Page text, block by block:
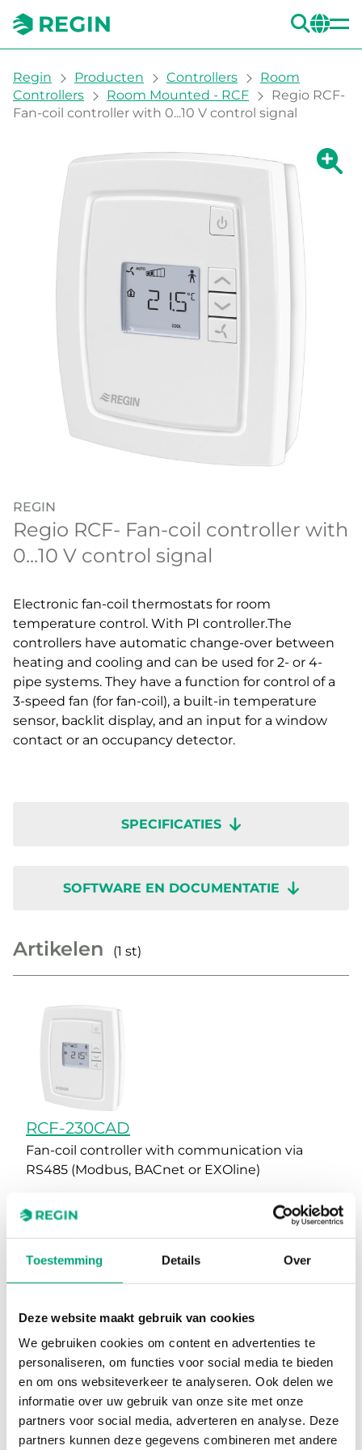
Toestemming Details Over
Deze website maakt gebruik van cookies
We gebruiken cookies om content en advertenties te
personaliseren, om functies voor social media te bieden
en om ons websiteverkeer te analyseren. Ook delen we
informatie over uw gebruik van onze site met onze
partners voor social media, adverteren en analyse. Deze
partners kunnen deze gegevens combineren met andere
You are here:
Regin Producten Controllers
Room
Controllers
Room Mounted - RCF
Regio RCF-
Fan-coil controller with 0...10 V control signal
Grote
REGIN
Regio RCF- Fan-coil controller with
0...10 V control signal
Electronic fan-coil thermostats for room
temperature control. With PI controller.The
controllers have automatic change-over between
heating and cooling and can be used for 2- or 4-
pipe systems. They have a function for control of a
3-speed fan (for fan-coil), a built-in temperature
sensor, backlit display, and an input for a window
contact or an occupancy detector.
SPECIFICATIES
SOFTWARE EN DOCUMENTATIE
Artikelen (1 st)
RCF-230CAD
Fan-coil controller with communication via
RS485 (Modbus, BACnet or EXOline)
Supported protocols
EXOline, Modbus, BACnet
AI
DI
AO 2
DO 3
Colour, cover RAL9003